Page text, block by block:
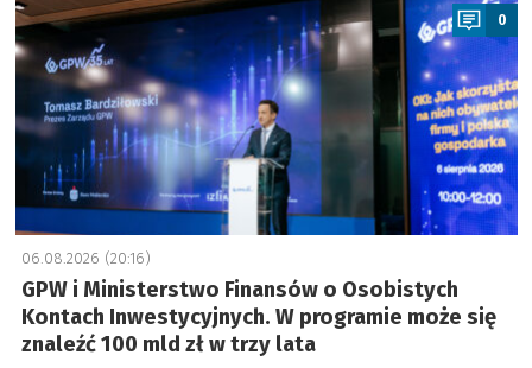
0
06.08.2026 (20:16)
GPW i Ministerstwo Finansów o Osobistych
Kontach Inwestycyjnych. W programie może się
znaleźć 100 mld zł w trzy lata